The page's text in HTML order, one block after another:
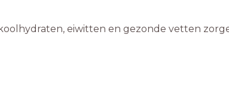
eiwitten en gezonde vetten